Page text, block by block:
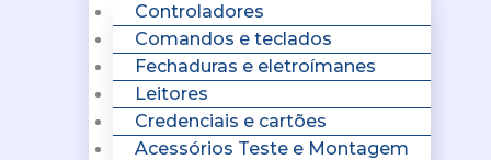
Controladores
Comandos e teclados
Fechaduras e eletroímanes
Leitores
Credenciais e cartões
Acessórios Teste e Montagem